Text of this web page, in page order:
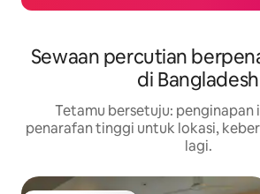
Sewaan percutian
di Bangladesh
Tetamu bersetuju: penginapan
penarafan tinggi untuk lokasi,
lagi.